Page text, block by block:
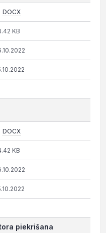
DOCX
KB
DOCX
KB
piekrišana